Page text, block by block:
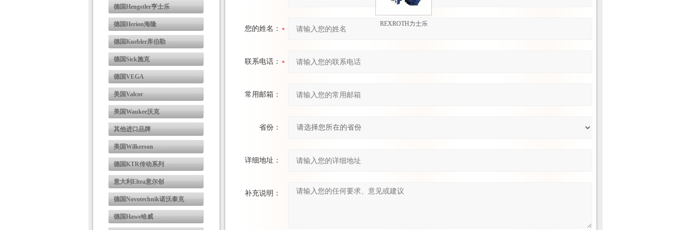
德国Hengstler亨士乐
德国Herion海隆
德国Kuebler库伯勒
德国Sick施克
德国VEGA
美国Valcor
美国Waukee沃克
其他进口品牌
美国Wilkerson
德国KTR传动系列
意大利Eltra意尔创
德国Novotechnik诺沃泰克
德国Hawe哈威
REXROTH力士乐
您的姓名：
联系电话：
常用邮箱：
省份：
详细地址：
补充说明：